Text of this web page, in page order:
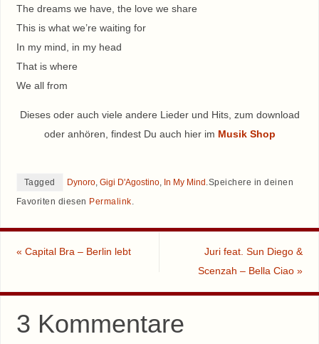
The dreams we have, the love we share
This is what we’re waiting for
In my mind, in my head
That is where
We all from
Dieses oder auch viele andere Lieder und Hits, zum download
oder anhören, findest Du auch hier im Musik Shop
Tagged Dynoro, Gigi D'Agostino, In My Mind .Speichere in deinen
Favoriten diesen Permalink.
« Capital Bra – Berlin lebt
Juri feat. Sun Diego &
Scenzah – Bella Ciao»
3 Kommentare